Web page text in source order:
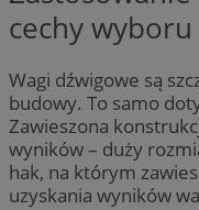
cechy wyboru
Wagi dźwigowe są
budowy. To samo
Zawieszona
wyników – duży
hak, na którym
uzyskania wyników